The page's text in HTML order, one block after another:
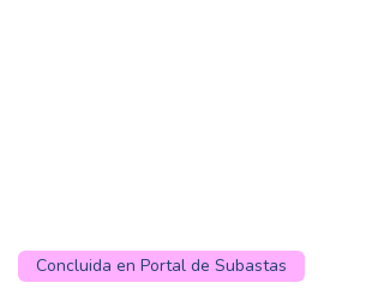
Concluida en Portal de Subastas